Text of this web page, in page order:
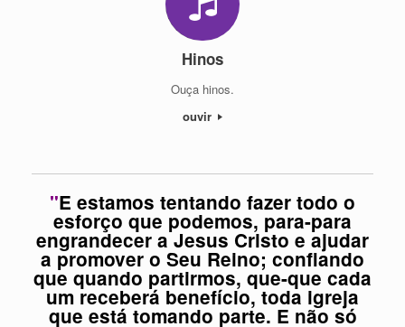
Hinos
Ouça hinos.
ouvir
"E estamos tentando fazer todo o
esforço que podemos, para-para
engrandecer a Jesus Cristo e ajudar
a promover o Seu Reino; confiando
que quando partirmos, que-que cada
um receberá benefício, toda igreja
que está tomando parte. E não só